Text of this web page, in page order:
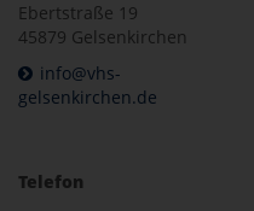
Ebertstraße 19
45879 Gelsenkirchen
info@vhs-
gelsenkirchen.de
Telefon